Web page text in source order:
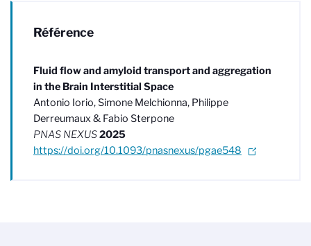
Référence
Fluid flow and amyloid transport and aggregation
in the Brain Interstitial Space
Antonio Iorio, Simone Melchionna, Philippe
Derreumaux & Fabio Sterpone
PNAS NEXUS2025
https://doi.org/10.1093/pnasnexus/pgae548